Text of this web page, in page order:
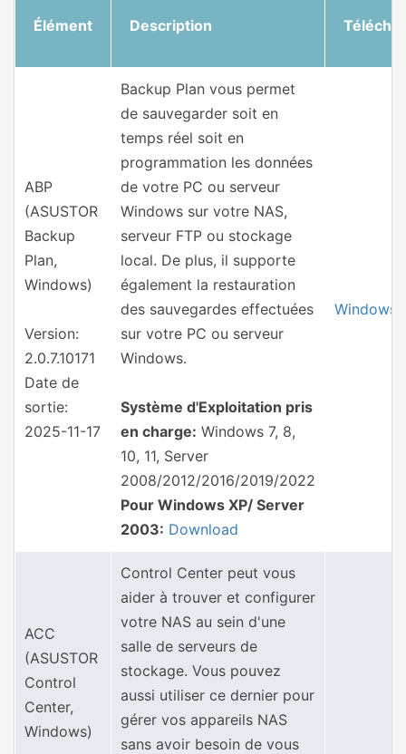
Élément Description
ABP
(ASUSTOR
Backup
Plan,
Windows)
Version:
2.0.7.10171
Date de
sortie:
2025-11-17
Backup Plan vous permet
de sauvegarder soit en
temps réel soit en
programmation les données
de votre PC ou serveur
Windows sur votre NAS,
serveur FTP ou stockage
local. De plus, il supporte
également la restauration
des sauvegardes effectuées
sur votre PC ou serveur
Windows.
Système d'Exploitation pris
en charge: Windows 7, 8,
10, 11, Server
2008/2012/2016/2019/2022
Pour Windows XP/ Server
2003: Download
Windows
ACC
(ASUSTOR
Control
Center,
Windows)
Control Center peut vous
aider à trouver et configurer
votre NAS au sein d'une
salle de serveurs de
stockage. Vous pouvez
aussi utiliser ce dernier pour
gérer vos appareils NAS
sans avoir besoin de vous